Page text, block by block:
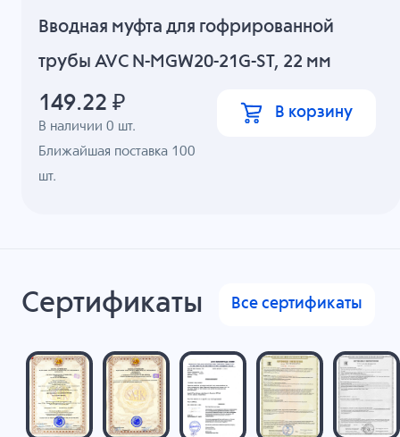
Вводная муфта для гофрированной
трубы AVC N-MGW20-21G-ST, 22 мм
В наличии0 шт.
Ближайшая поставка 100
шт.
149.22 ₽ В корзину
Сертификаты Все сертификаты